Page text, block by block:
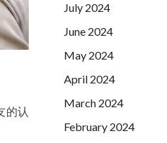
的认
July 2024
June 2024
May 2024
April 2024
March 2024
February 2024